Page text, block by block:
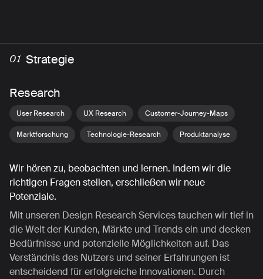
01 Strategie
Research
User Research UX Research Customer-Journey-Maps
Marktforschung Technologie-Research Produktanalyse
Wir hören zu, beobachten und lernen. Indem wir die
richtigen Fragen stellen, erschließen wir neue
Potenziale.
Mit unseren Design Research Services tauchen wir tief in
die Welt der Kunden, Märkte und Trends ein und decken
Bedürfnisse und potenzielle Möglichkeiten auf. Das
Verständnis des Nutzers und seiner Erfahrungen ist
entscheidend für erfolgreiche Innovationen. Durch